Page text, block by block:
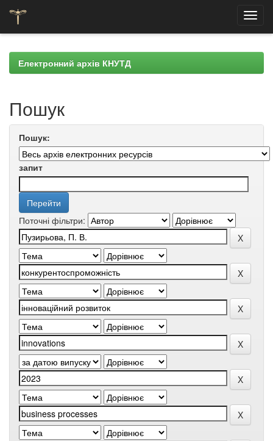
navigationЕлектронний архів КНУТД
Пошук
Пошук:
запит
Поточні фільтри: